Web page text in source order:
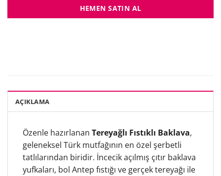
HEMEN SATIN AL
AÇIKLAMA
Özenle hazırlanan Tereyağlı Fıstıklı Baklava,
geleneksel Türk mutfağının en özel şerbetli
tatlılarından biridir. İncecik açılmış çıtır baklava
yufkaları, bol Antep fıstığı ve gerçek tereyağı ile